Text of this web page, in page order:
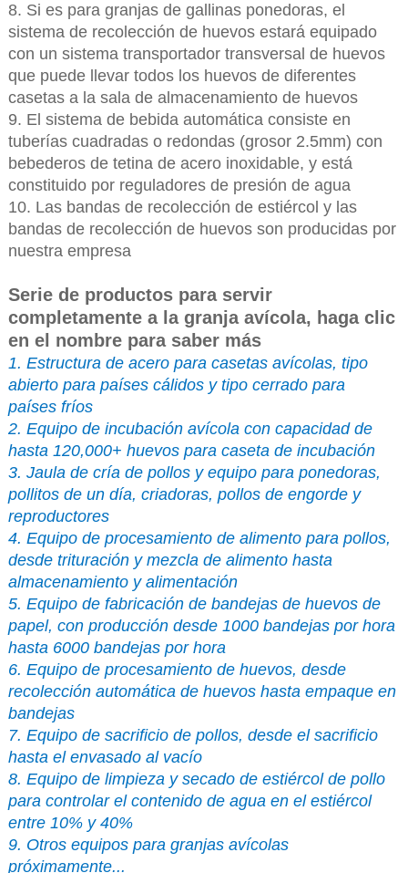
8. Si es para granjas de gallinas ponedoras, el
sistema de recolección de huevos estará equipado
con un sistema transportador transversal de huevos
que puede llevar todos los huevos de diferentes
casetas a la sala de almacenamiento de huevos
9. El sistema de bebida automática consiste en
tuberías cuadradas o redondas (grosor 2.5mm) con
bebederos de tetina de acero inoxidable, y está
constituido por reguladores de presión de agua
10. Las bandas de recolección de estiércol y las
bandas de recolección de huevos son producidas por
nuestra empresa
Serie de productos para servir
completamente a la granja avícola, haga clic
en el nombre para saber más
1. Estructura de acero para casetas avícolas, tipo
abierto para países cálidos y tipo cerrado para
países fríos
2. Equipo de incubación avícola con capacidad de
hasta 120,000+ huevos para caseta de incubación
3. Jaula de cría de pollos y equipo para ponedoras,
pollitos de un día, criadoras, pollos de engorde y
reproductores
4. Equipo de procesamiento de alimento para pollos,
desde trituración y mezcla de alimento hasta
almacenamiento y alimentación
5. Equipo de fabricación de bandejas de huevos de
papel, con producción desde 1000 bandejas por hora
hasta 6000 bandejas por hora
6. Equipo de procesamiento de huevos, desde
recolección automática de huevos hasta empaque en
bandejas
7. Equipo de sacrificio de pollos, desde el sacrificio
hasta el envasado al vacío
8. Equipo de limpieza y secado de estiércol de pollo
para controlar el contenido de agua en el estiércol
entre 10% y 40%
9. Otros equipos para granjas avícolas
próximamente...